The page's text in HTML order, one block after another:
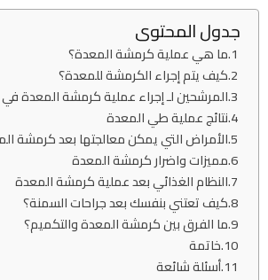
جدول المحتوى
ما هي عملية كرمشة المعدة؟
كيف يتم إجراء الكرمشة للمعدة؟
المرشحين لـ إجراء عملية كرمشة المعدة
نتائج عملية طي المعدة
الأمراض التي يمكن معالجتها بعد كرمشة
مميزات واضرار كرمشة المعدة
النظام الغذائي بعد عملية كرمشة المعدة
كيف تعتني بنفسك بعد جراحات السمنة؟
ما الفرق بين كرمشة المعدة والتكميم؟
خاتمة
أسئلة شائعة